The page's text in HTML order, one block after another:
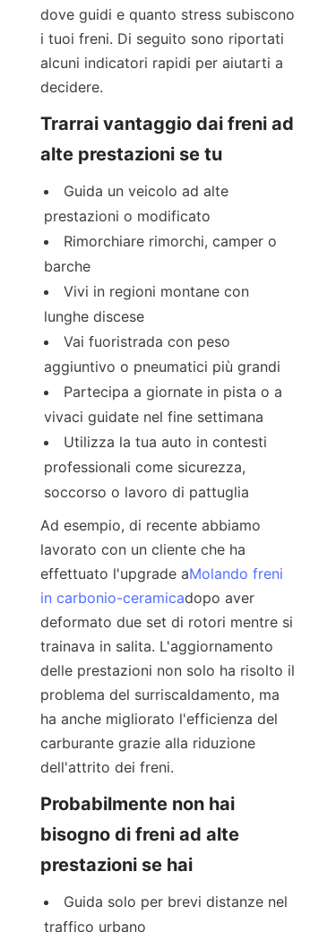
dove guidi e quanto stress subiscono
i tuoi freni. Di seguito sono riportati
alcuni indicatori rapidi per aiutarti a
decidere.
Trarrai vantaggio dai freni ad
alte prestazioni se tu
Guida un veicolo ad alte
prestazioni o modificato
Rimorchiare rimorchi, camper o
barche
Vivi in regioni montane con
lunghe discese
Vai fuoristrada con peso
aggiuntivo o pneumatici più grandi
Partecipa a giornate in pista o a
vivaci guidate nel fine settimana
Utilizza la tua auto in contesti
professionali come sicurezza,
soccorso o lavoro di pattuglia
Ad esempio, di recente abbiamo
lavorato con un cliente che ha
effettuato l'upgrade aMolando freni
in carbonio-ceramicadopo aver
deformato due set di rotori mentre si
trainava in salita. L'aggiornamento
delle prestazioni non solo ha risolto il
problema del surriscaldamento, ma
ha anche migliorato l'efficienza del
carburante grazie alla riduzione
dell'attrito dei freni.
Probabilmente non hai
bisogno di freni ad alte
prestazioni se hai
Guida solo per brevi distanze nel
traffico urbano